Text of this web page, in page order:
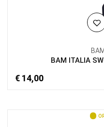
BAM ITALIA
€ 14,00